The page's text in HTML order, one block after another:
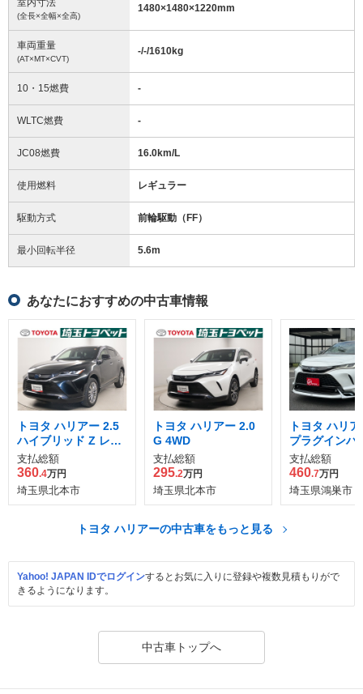
(全長×全幅×全高)
1480×1480×1220mm
車両重量
(AT×MT×CVT)
-/-/1610kg
10・15燃費 -
WLTC燃費 -
JC08燃費 16.0km/L
使用燃料 レギュラー
駆動方式 前輪駆動（FF）
最小回転半径 5.6m
あなたにおすすめの中古車情報
トヨタ ハリアー 2.5
ハイブリッド Z レザ
ーパッケージ
支払総額
360.4万円
埼玉県北本市
トヨタ ハリアー 2.0
G 4WD
支払総額
295.2万円
埼玉県北本市
トヨタ ハリ
プラグインハ
ッド Z E-
支払総額
460.7万円
埼玉県鴻巣市
トヨタ ハリアーの中古車をもっと見る
Yahoo! JAPAN IDでログインするとお気に入りに登録や複数見積もりがで
きるようになります。
中古車トップへ